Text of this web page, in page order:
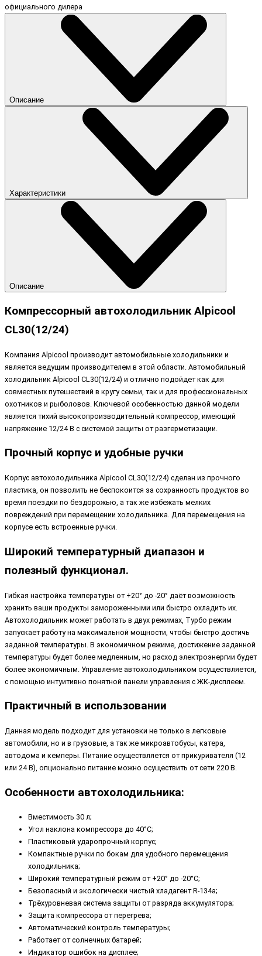
официального дилера
Описание
Характеристики
Описание
Компрессорный автохолодильник Alpicool
CL30(12/24)
Компания Alpicool производит автомобильные холодильники и
является ведущим производителем в этой области. Автомобильный
холодильник Alpicool CL30(12/24) и отлично подойдет как для
совместных путешествий в кругу семьи, так и для профессиональных
охотников и рыболовов. Ключевой особенностью данной модели
является тихий высокопроизводительный компрессор, имеющий
напряжение 12/24 B с системой защиты от разгерметизации.
Прочный корпус и удобные ручки
Корпус автохолодильника Alpicool CL30(12/24) сделан из прочного
пластика, он позволить не беспокоится за сохранность продуктов во
время поездки по бездорожью, а так же избежать мелких
повреждений при перемещении холодильника. Для перемещения на
корпусе есть встроенные ручки.
Широкий температурный диапазон и
полезный функционал.
Гибкая настройка температуры от +20° до -20° даёт возможность
хранить ваши продукты замороженными или быстро охладить их.
Автохолодильник может работать в двух режимах, Турбо режим
запускает работу на максимальной мощности, чтобы быстро достичь
заданной температуры. В экономичном режиме, достижение заданной
температуры будет более медленным, но расход электроэнергии будет
более экономичным. Управление автохолодильником осуществляется,
с помощью интуитивно понятной панели управления с ЖК-дисплеем.
Практичный в использовании
Данная модель подходит для установки не только в легковые
автомобили, но и в грузовые, а так же микроавтобусы, катера,
автодома и кемперы. Питание осуществляется от прикуривателя (12
или 24 В), опционально питание можно осуществить от сети 220 В.
Особенности автохолодильника:
Вместимость 30 л;
Угол наклона компрессора до 40°С;
Пластиковый ударопрочный корпус;
Компактные ручки по бокам для удобного перемещения
холодильника;
Широкий температурный режим от +20° до -20°С;
Безопасный и экологически чистый хладагент R-134a;
Трёхуровневая система защиты от разряда аккумулятора;
Защита компрессора от перегрева;
Автоматический контроль температуры;
Работает от солнечных батарей;
Индикатор ошибок на дисплее;